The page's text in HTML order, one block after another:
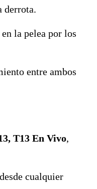
derrota.
la pelea por los
entre ambos
T13 En Vivo,
cualquier